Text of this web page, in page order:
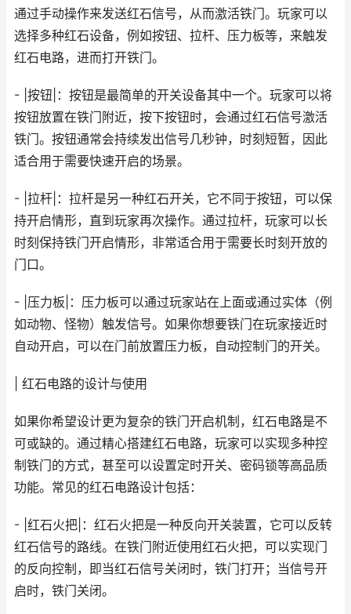
通过手动操作来发送红石信号，从而激活铁门。玩家可以
选择多种红石设备，例如按钮、拉杆、压力板等，来触发
红石电路，进而打开铁门。
- |按钮|：按钮是最简单的开关设备其中一个。玩家可以将
按钮放置在铁门附近，按下按钮时，会通过红石信号激活
铁门。按钮通常会持续发出信号几秒钟，时刻短暂，因此
适合用于需要快速开启的场景。
- |拉杆|：拉杆是另一种红石开关，它不同于按钮，可以保
持开启情形，直到玩家再次操作。通过拉杆，玩家可以长
时刻保持铁门开启情形，非常适合用于需要长时刻开放的
门口。
- |压力板|：压力板可以通过玩家站在上面或通过实体（例
如动物、怪物）触发信号。如果你想要铁门在玩家接近时
自动开启，可以在门前放置压力板，自动控制门的开关。
| 红石电路的设计与使用
如果你希望设计更为复杂的铁门开启机制，红石电路是不
可或缺的。通过精心搭建红石电路，玩家可以实现多种控
制铁门的方式，甚至可以设置定时开关、密码锁等高品质
功能。常见的红石电路设计包括：
- |红石火把|：红石火把是一种反向开关装置，它可以反转
红石信号的路线。在铁门附近使用红石火把，可以实现门
的反向控制，即当红石信号关闭时，铁门打开；当信号开
启时，铁门关闭。